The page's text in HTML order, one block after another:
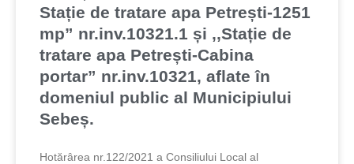
Stație de tratare apa Petrești-1251
mp” nr.inv.10321.1 și ,,Stație de
tratare apa Petrești-Cabina
portar” nr.inv.10321, aflate în
domeniul public al Municipiului
Sebeș.
Hotărârea nr.122/2021 a Consiliului Local al